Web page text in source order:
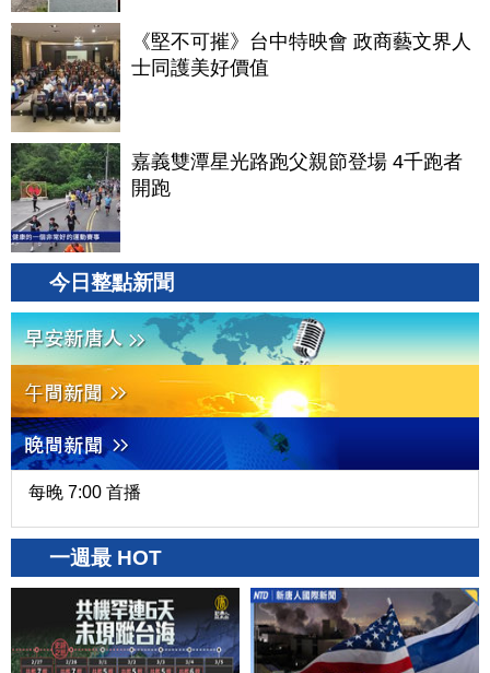
《堅不可摧》台中特映會 政商藝文界人
士同護美好價值
嘉義雙潭星光路跑父親節登場 4千跑者
開跑
今日整點新聞
每晚 7:00 首播
一週最 HOT